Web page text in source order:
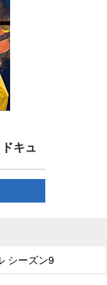
キュ
シーズン9